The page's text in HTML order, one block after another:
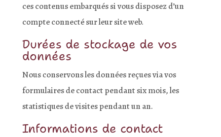
ces contenus embarqués si vous disposez d’un
compte connecté sur leur site web.
Durées de stockage de vos
données
Nous conservons les données reçues via vos
formulaires de contact pendant six mois, les
statistiques de visites pendant un an.
Informations de contact